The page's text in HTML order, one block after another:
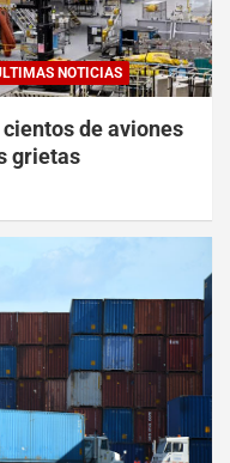
NOTICIAS
de aviones
grietas